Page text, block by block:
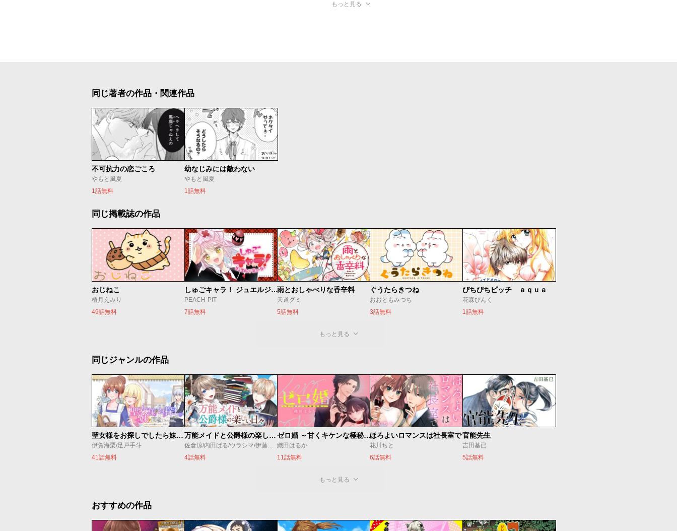
もっと見る
同じ著者の作品・関連作品
不可抗力の恋ごころ
やもと風夏
1話無料
幼なじみには敵わない
やもと風夏
1話無料
同じ掲載誌の作品
おじねこ
植月えみり
49話無料
しゅごキャラ！ ジュエルジョーカー
PEACH-PIT
7話無料
雨とおしゃべりな香辛料
天道グミ
5話無料
ぐうたらきつね
おおともみつち
3話無料
ぴちぴちピッチ ａｑｕａ
花森ぴんく
1話無料
もっと見る
同じジャンルの作品
聖女様をお探しでしたら妹で間違いありません。さあどうぞお連れください、今すぐ。
伊賀海栗/足戸手斗
41話無料
万能メイドと公爵様の楽しい日々
佐倉涼/内田ぱる/ウラシマ/伊藤テリヤキ
4話無料
ゼロ婚 ～甘くキケンな極秘任務～
織田はるか
11話無料
ほろよいロマンスは社長室で
花川ちと
6話無料
官能先生
吉田基已
5話無料
もっと見る
おすすめの作品